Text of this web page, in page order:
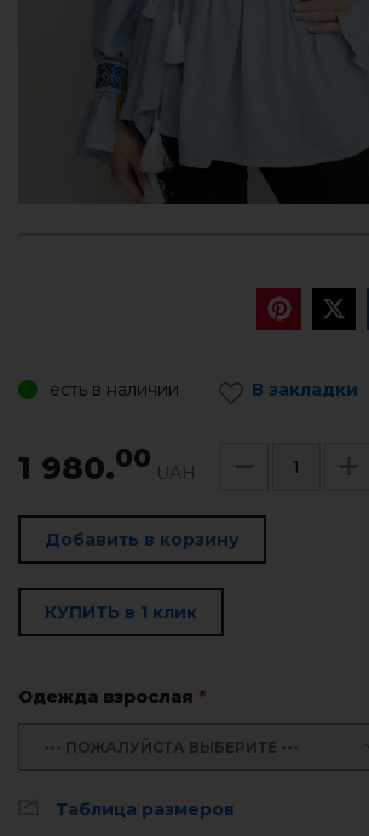
есть в наличии В закладки
1 980.00 UAH
Добавить в корзину
КУПИТЬ в 1 клик
Одежда взрослая *
--- ПОЖАЛУЙСТА ВЫБЕРИТЕ ---
Таблица размеров